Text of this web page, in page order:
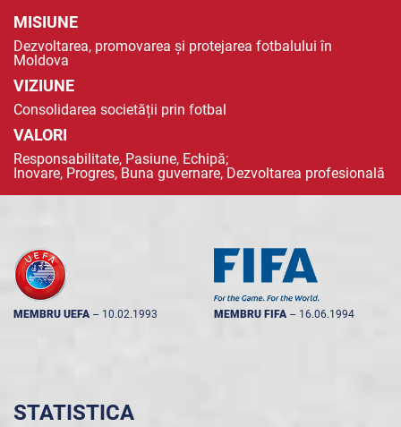
MISIUNE
Dezvoltarea, promovarea și protejarea fotbalului în
Moldova
VIZIUNE
Consolidarea societății prin fotbal
VALORI
Responsabilitate, Pasiune, Echipă;
Inovare, Progres, Buna guvernare, Dezvoltarea profesională
MEMBRU UEFA -- 10.02.1993 MEMBRU FIFA -- 16.06.1994
STATISTICA